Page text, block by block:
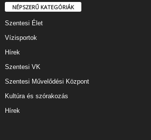
NÉPSZERŰ KATEGÓRIÁK
Szentesi Élet
Vízisportok
Hírek
Szentesi VK
Szentesi Művelődési Központ
Kultúra és szórakozás
Hírek